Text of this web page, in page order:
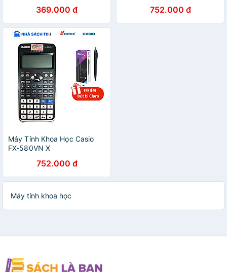
369.000 đ 752.000 đ
Máy Tính Khoa Học Casio
FX-580VN X
752.000 đ
Máy tính khoa học